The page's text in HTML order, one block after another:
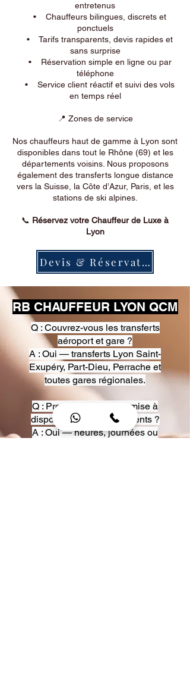
entretenus
• Chauffeurs bilingues, discrets et
ponctuels
• Tarifs transparents, devis rapides et
sans surprise
• Réservation simple en ligne ou par
téléphone
• Service client réactif et suivi des vols
en temps réel
📍 Zones de service
Nos chauffeurs haut de gamme à Lyon sont
disponibles dans tout le Rhône (69) et les
départements voisins. Nous proposons
également des transferts longue distance
vers la Suisse, la Côte d’Azur, Paris, et les
stations de ski alpines.
📞 Réservez votre Chauffeur de Luxe à
Lyon
Devis & Réservation
RB CHAUFFEUR LYON QCM
Q : Couvrez-vous les transferts
aéroport et gare ?
A : Oui — transferts Lyon Saint-
Exupéry, Part-Dieu, Perrache et
toutes gares régionales.
Q : Proposez-vous une mise à
disposition pour événements ?
A : Oui — heures, journées ou